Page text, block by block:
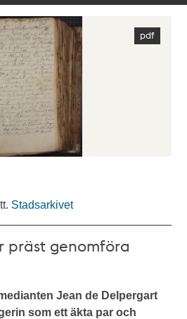
Stadsarkivet
präst genomföra
Jean de Delpergart
som ett äkta par och